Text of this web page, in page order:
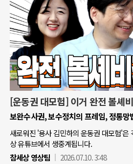
[운동권 대모험] 이거 완전 볼셰
보완수사권, 보수정치의 프레임, 정통
새로워진 '용사 김민하의 운동권 대모험'은
상 유튜브에서 생중계됩니다.
참세상 영상팀
2026.07.10. 3:48